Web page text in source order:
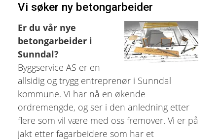
Vi søker ny betongarbeider
Er du vår nye
betongarbeider i
Sunndal?
Byggservice AS er en
allsidig og trygg entreprenør i Sunndal
kommune. Vi har nå en økende
ordremengde, og ser i den anledning etter
flere som vil være med oss fremover. Vi er på
jakt etter fagarbeidere som har et